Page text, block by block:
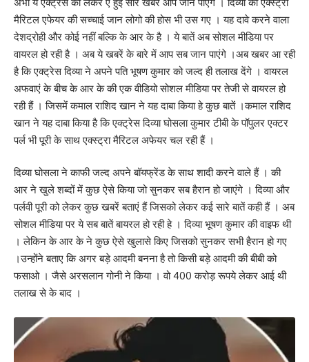
मैरिटल एफेयर की सच्चाई जान लोगो की होस भी उस गए । यह दावे करने वाला
देशद्रोही और कोई नहीं बल्कि के आर के है । ये बातें अब सोशल मीडिया पर
वायरल हो रही है । अब ये खबरें के बारे में आप सब जान पाएंगे ।अब खबर आ रही
है कि एक्ट्रेस दिव्या ने अपने पति भूषण कुमार को जल्द ही तलाख देंगे । वायरल
अफवाएं के बीच के आर के की एक वीडियो सोशल मीडिया पर तेजी से वायरल हो
रही हैं । जिसमें कमाल राशिद खान ने यह दाबा किया हे कुछ बातें ।कमाल राशिद
खान ने यह दाबा किया है कि एक्ट्रेस दिव्या घोसला कुमार टीबी के पॉपुलर एक्टर
पर्ल भी पूरी के साथ एक्स्ट्रा मैरिटल अफेयर चल रही हैं ।
दिव्या घोसला ने काफी जल्द अपने बॉयफ्रेंड के साथ शादी करने वाले हैं । की
आर ने खुले शब्दों में कुछ ऐसे किया जो सुनकर सब हैरान हो जाएंगे । दिव्या और
पर्लवी पूरी को लेकर कुछ खबरें बताएं हैं जिसको लेकर कई सारे बातें कही हैं । अब
सोशल मीडिया पर ये सब बातें बायरल हो रही हे । दिव्या भूषण कुमार की वाइफ थी
। लेकिन के आर के ने कुछ ऐसे खुलासे किए जिसको सुनकर सभी हैरान हो गए
।उन्होंने बताए कि अगर बड़े आदमी बनना है तो किसी बड़े आदमी की बीबी को
फसाओ । जैसे अरसलान गोनी ने किया । वो 400 करोड़ रूपये लेकर आई थी
तलाख से के बाद ।